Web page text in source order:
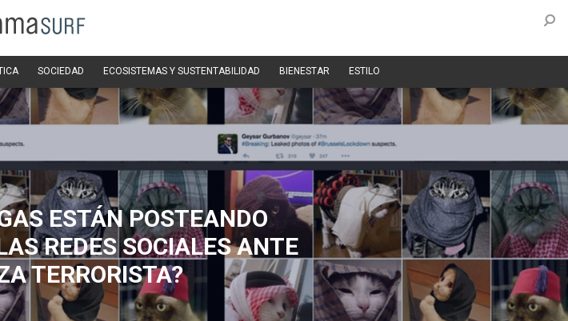
SOCIEDAD ECOSISTEMAS Y SUSTENTABILIDAD BIENESTAR ESTILO
ESTÁN POSTEANDO
REDES SOCIALES ANTE
TERRORISTA?